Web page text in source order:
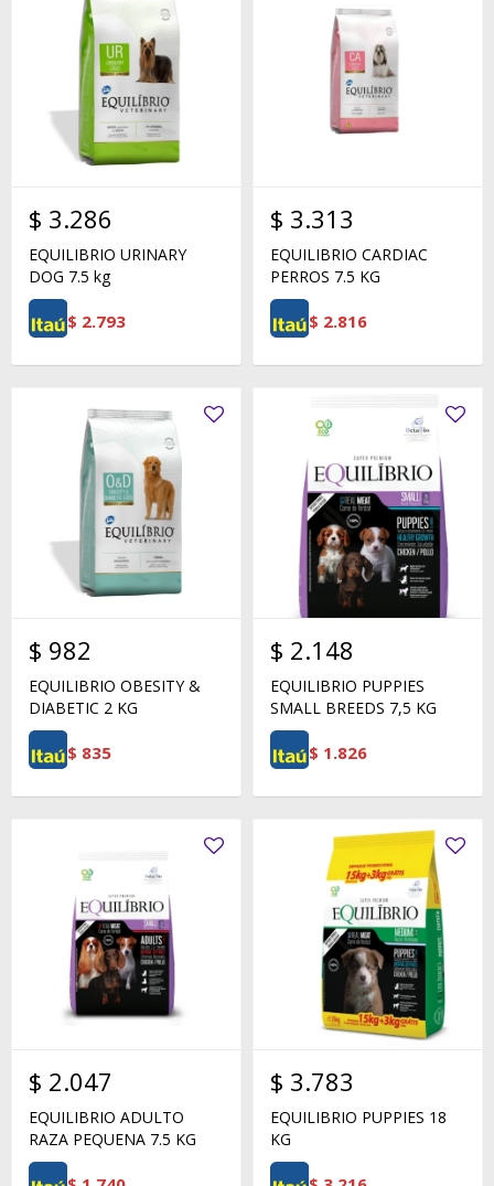
$ 3.286
EQUILIBRIO URINARY
DOG 7.5 kg
$ 2.793
$ 3.313
EQUILIBRIO CARDIAC
PERROS 7.5 KG
$ 2.816
$ 982
EQUILIBRIO OBESITY &
DIABETIC 2 KG
$ 835
$ 2.148
EQUILIBRIO PUPPIES
SMALL BREEDS 7,5 KG
$ 1.826
$ 2.047
EQUILIBRIO ADULTO
RAZA PEQUENA 7.5 KG
$ 3.783
EQUILIBRIO PUPPIES 18
KG